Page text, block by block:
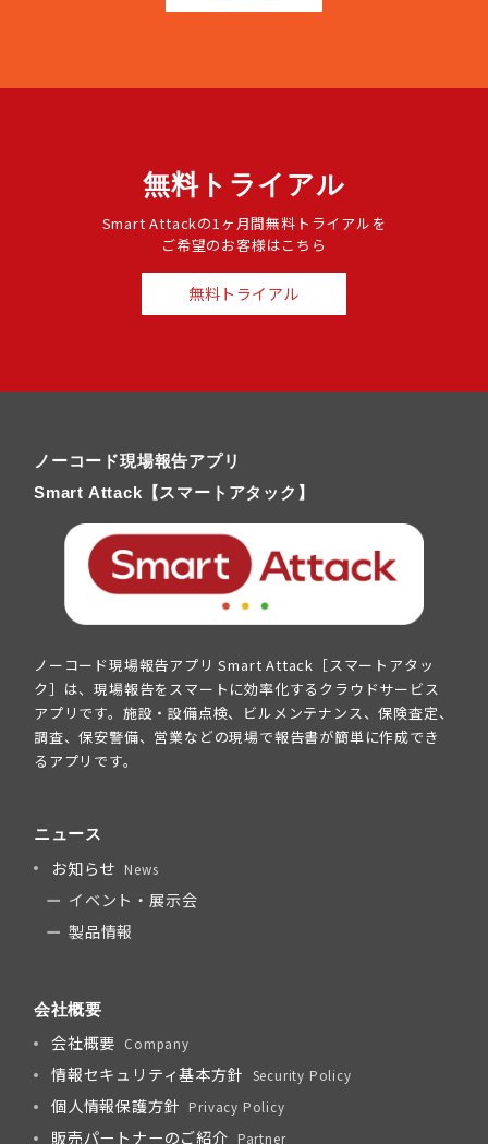
無料トライアル
Smart Attackの1ヶ月間無料トライアルを
ご希望のお客様はこちら
無料トライアル
ノーコード現場報告アプリ
Smart Attack【スマートアタック】
ノーコード現場報告アプリ Smart Attack［スマートアタッ
ク］は、現場報告をスマートに効率化するクラウドサービス
アプリです。施設・設備点検、ビルメンテナンス、保険査定、
調査、保安警備、営業などの現場で報告書が簡単に作成でき
るアプリです。
ニュース
お知らせ News
イベント・展示会
製品情報
会社概要
会社概要 Company
情報セキュリティ基本方針 Security Policy
個人情報保護方針 Privacy Policy
販売パートナーのご紹介 Partner